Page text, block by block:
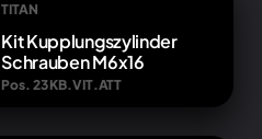
TITAN
Kit Kupplungszylinder
Schrauben M6x16
Pos. 23 KB.VIT.ATT